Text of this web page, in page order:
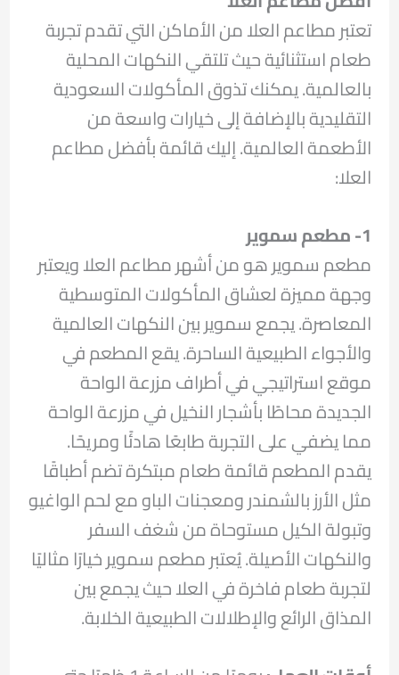
تعتبر مطاعم العلا من الأماكن التي تقدم تجربة
طعام استثنائية حيث تلتقي النكهات المحلية
بالعالمية. يمكنك تذوق المأكولات السعودية
التقليدية بالإضافة إلى خيارات واسعة من
الأطعمة العالمية. إليك قائمة بأفضل مطاعم
العلا:
1- مطعم سموير
مطعم سموير هو من أشهر مطاعم العلا ويعتبر
وجهة مميزة لعشاق المأكولات المتوسطية
المعاصرة. يجمع سموير بين النكهات العالمية
والأجواء الطبيعية الساحرة. يقع المطعم في
موقع استراتيجي في أطراف مزرعة الواحة
الجديدة محاطًا بأشجار النخيل في مزرعة الواحة
مما يضفي على التجربة طابعًا هادئًا ومريحًا.
يقدم المطعم قائمة طعام مبتكرة تضم أطباقًا
مثل الأرز بالشمندر ومعجنات الباو مع لحم الواغيو
وتبولة الكيل مستوحاة من شغف السفر
والنكهات الأصيلة. يُعتبر مطعم سموير خيارًا مثاليًا
لتجربة طعام فاخرة في العلا حيث يجمع بين
المذاق الرائع والإطلالات الطبيعية الخلابة.